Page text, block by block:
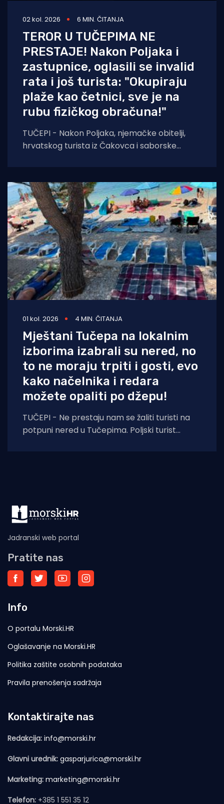
02 kol. 2026 6 MIN. ČITANJA
TEROR U TUČEPIMA NE
PRESTAJE! Nakon Poljaka i
zastupnice, oglasili se invalid
rata i još turista: "Okupiraju
plaže kao četnici, sve je na
rubu fizičkog obračuna!"
TUČEPI - Nakon Poljaka, njemačke obitelji,
hrvatskog turista iz Čakovca i saborske
01 kol. 2026 4 MIN. ČITANJA
Mještani Tučepa na lokalnim
izborima izabrali su nered, no
to ne moraju trpiti i gosti, evo
kako načelnika i redara
možete opaliti po džepu!
TUČEPI - Ne prestaju nam se žaliti turisti na
potpuni nered u Tučepima. Poljski turist
Jadranski web portal
Pratite nas
Info
O portalu Morski.HR
Oglašavanje na Morski.HR
Politika zaštite osobnih podataka
Pravila prenošenja sadržaja
Kontaktirajte nas
Redakcija: info@morski.hr
Glavni urednik: gasparjurica@morski.hr
Marketing: marketing@morski.hr
Telefon: +385 1 551 35 12